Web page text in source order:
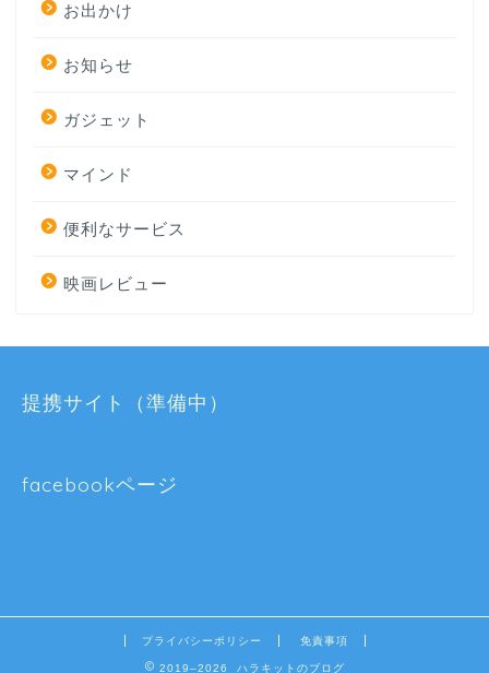
お出かけ
お知らせ
ガジェット
マインド
便利なサービス
映画レビュー
提携サイト（準備中）
facebookページ
プライバシーポリシー 免責事項
2019–2026 ハラキットのブログ